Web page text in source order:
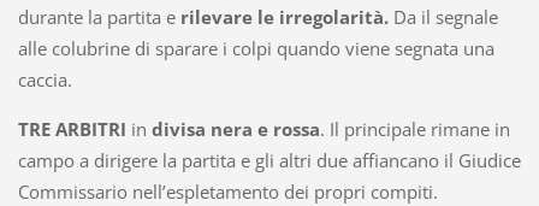
durante la partita e rilevare le irregolarità.Da il segnale
alle colubrine di sparare i colpi quando viene segnata una
caccia.
TRE ARBITRI in divisa nera e rossa. Il principale rimane in
campo a dirigere la partita e gli altri due affiancano il Giudice
Commissario nell’espletamento dei propri compiti.